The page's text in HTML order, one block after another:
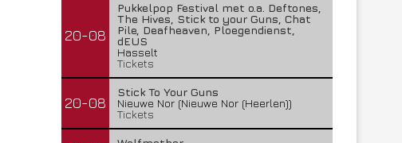
20-08
Pukkelpop Festival met o.a. Deftones,
The Hives, Stick to your Guns, Chat
Pile, Deafheaven, Ploegendienst,
dEUS
Hasselt
Tickets
20-08
Stick To Your Guns
Nieuwe Nor (Nieuwe Nor (Heerlen))
Tickets